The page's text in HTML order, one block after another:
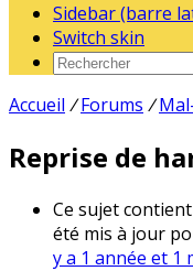
Sidebar (barre
Switch skin
Accueil / Forums /
Reprise de
Ce sujet
été mis à jour
y a 1 année et 1